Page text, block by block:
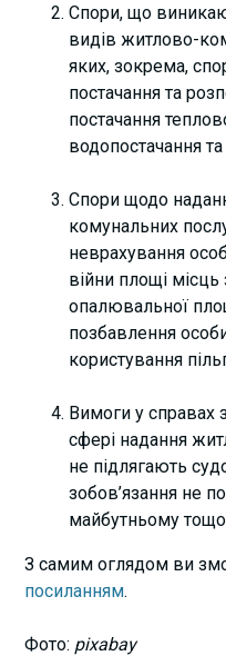
Спори, що
видів житлово-
яких, зокрема,
постачання та
постачання
водопостачання
Спори щодо
комунальних
неврахування
війни площі
опалювальної
позбавлення
користування
Вимоги у справах
сфері надання
не підлягають
зобов’язання не
майбутньому
З самим оглядом ви
посиланням.
Фото: pixabay